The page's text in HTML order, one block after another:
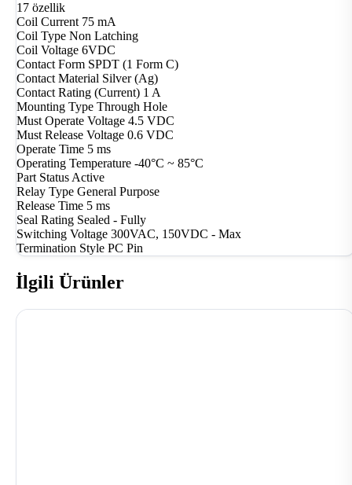
17 özellik
Coil Current 75 mA
Coil Type Non Latching
Coil Voltage 6VDC
Contact Form SPDT (1 Form C)
Contact Material Silver (Ag)
Contact Rating (Current) 1 A
Mounting Type Through Hole
Must Operate Voltage 4.5 VDC
Must Release Voltage 0.6 VDC
Operate Time 5 ms
Operating Temperature -40°C ~ 85°C
Part StatusActive
Relay Type General Purpose
Release Time 5 ms
Seal Rating Sealed - Fully
Switching Voltage 300VAC, 150VDC - Max
Termination Style PC Pin
İlgili Ürünler